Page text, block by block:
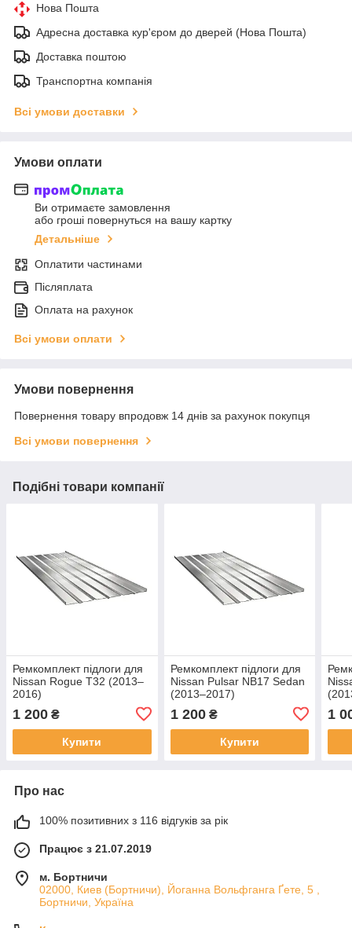
Нова Пошта
Адресна доставка кур'єром до дверей (Нова Пошта)
Доставка поштою
Транспортна компанія
Всі умови доставки
Умови оплати
Ви отримаєте замовлення
або гроші повернуться на вашу картку
Детальніше
Оплатити частинами
Післяплата
Оплата на рахунок
Всі умови оплати
Умови повернення
Повернення товару впродовж 14 днів за рахунок покупця
Всі умови повернення
Подібні товари компанії
Ремкомплект підлоги для
Nissan Rogue T32 (2013–
2016)
1 200 ₴
Купити
Ремкомплект підлоги для
Nissan Pulsar NB17 Sedan
(2013–2017)
1 200₴
Купити
1
Про нас
100% позитивних з 116 відгуків за рік
Працює з 21.07.2019
м. Бортничи
02000, Киев (Бортничи), Йоганна Вольфганга Ґете, 5 ,
Бортничи, Україна